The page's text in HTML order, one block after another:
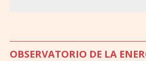
OBSERVATORIO DE LA